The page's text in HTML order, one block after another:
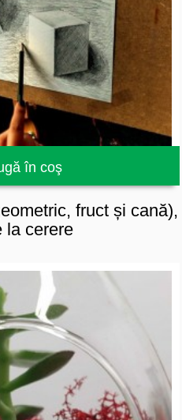
în coş
fruct și cană),
la cerere